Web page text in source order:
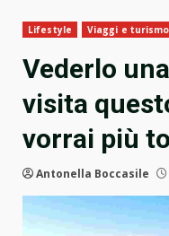
Lifestyle Viaggi e turismo
Vederlo
visita
vorrai più
Antonella Boccasile